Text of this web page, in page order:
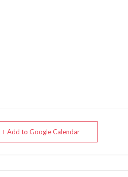
+ Add to Google Calendar